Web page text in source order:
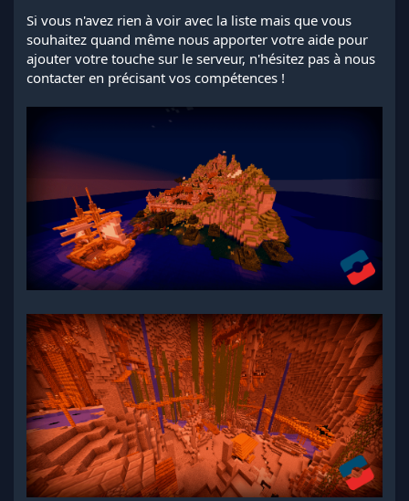
Si vous n'avez rien à voir avec la liste mais que vous
souhaitez quand même nous apporter votre aide pour
ajouter votre touche sur le serveur, n'hésitez pas à nous
contacter en précisant vos compétences !